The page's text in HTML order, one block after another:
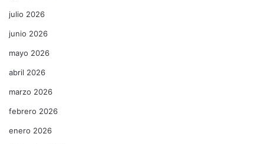
julio 2026
junio 2026
mayo 2026
abril 2026
marzo 2026
febrero 2026
enero 2026